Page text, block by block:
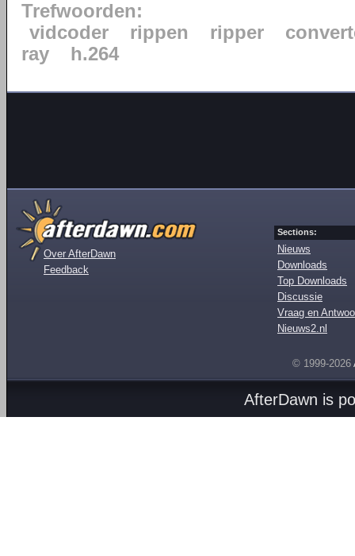
Trefwoorden:
vidcoder
rippen ripper
ray
h.264
Over AfterDawn
Feedback
Sections:
Nieuws
Downloads
Top Downloads
Discussie
Vraag en
Nieuws2.nl
© 1999-2026
AfterDawn is